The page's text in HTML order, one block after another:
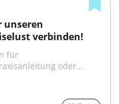
verbinden!
für
oder...